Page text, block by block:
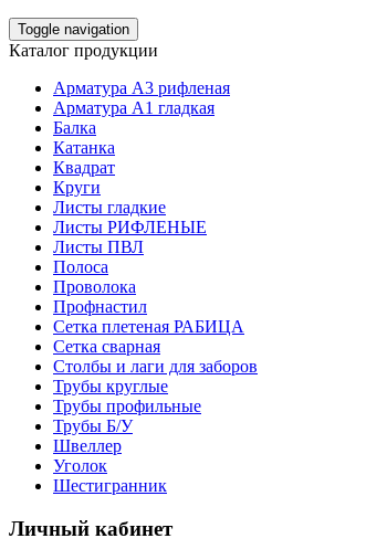
Toggle navigation
Каталог продукции
Арматура А3 рифленая
Арматура А1 гладкая
Балка
Катанка
Квадрат
Круги
Листы гладкие
Листы РИФЛЕНЫЕ
Листы ПВЛ
Полоса
Проволока
Профнастил
Сетка плетеная РАБИЦА
Сетка сварная
Столбы и лаги для заборов
Трубы круглые
Трубы профильные
Трубы Б/У
Швеллер
Уголок
Шестигранник
Личный кабинет